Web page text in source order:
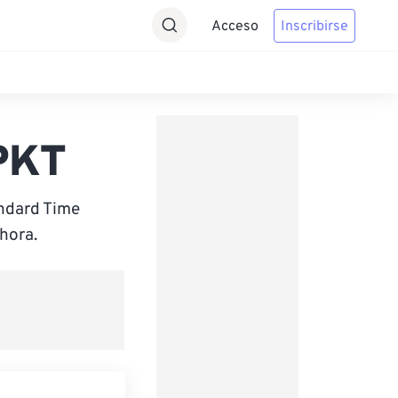
Acceso Inscribirse
Time